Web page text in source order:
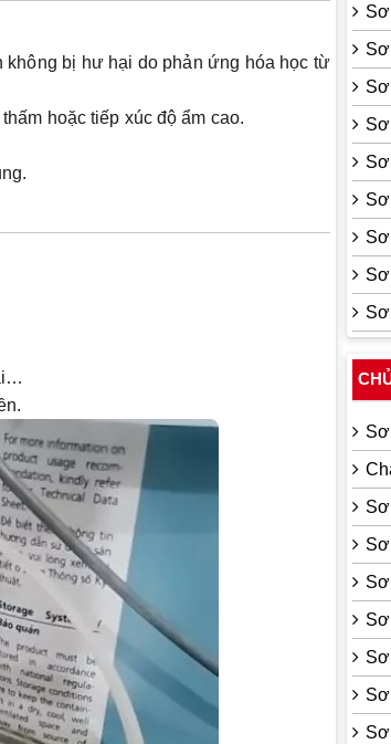
không bị hư hại do phản ứng hóa học từ
hoặc tiếp xúc độ ẩm cao.